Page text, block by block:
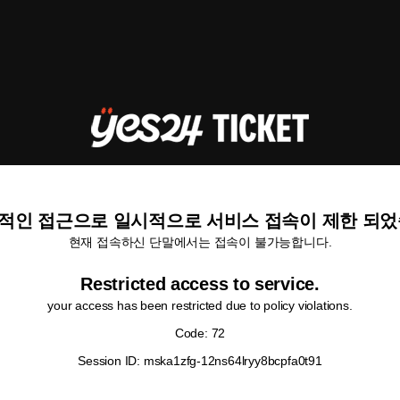
인 접근으로 일시적으로 서비스 접속이 제한 되
현재 접속하신 단말에서는 접속이 불가능합니다.
Restricted access to service.
your access has been restricted due to policy violations.
Code: 72
Session ID: mska1zfg-12ns64lryy8bcpfa0t91